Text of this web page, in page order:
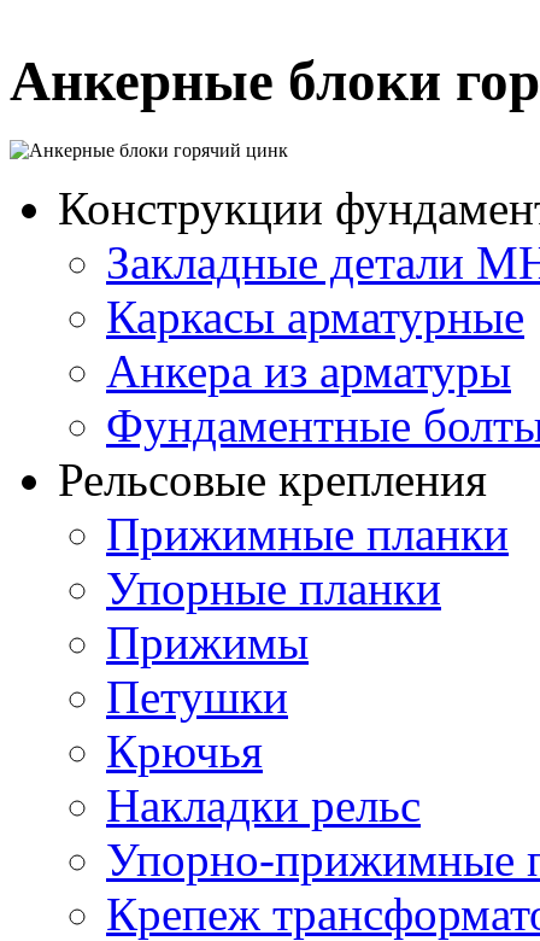
Анкерные блоки
Конструкции
Закладные детали
Каркасы арматурные
Анкера из арматуры
Фундаментные
Рельсовые крепления
Прижимные планки
Упорные планки
Прижимы
Петушки
Крючья
Накладки рельс
Упорно-прижимные
Крепеж